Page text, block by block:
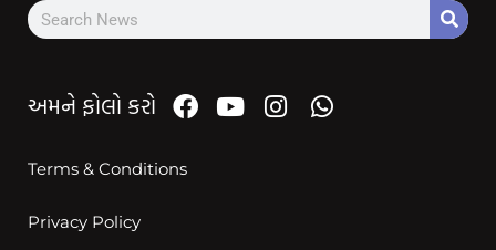
અમને ફોલો કરો
Terms & Conditions
Privacy Policy